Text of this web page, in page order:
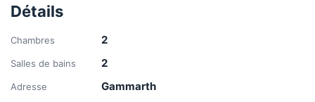
Détails
Chambres 2
Salles de bains 2
Adresse Gammarth